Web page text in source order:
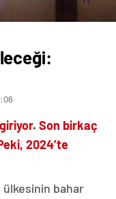
Son birkaç
2024’te
bahar